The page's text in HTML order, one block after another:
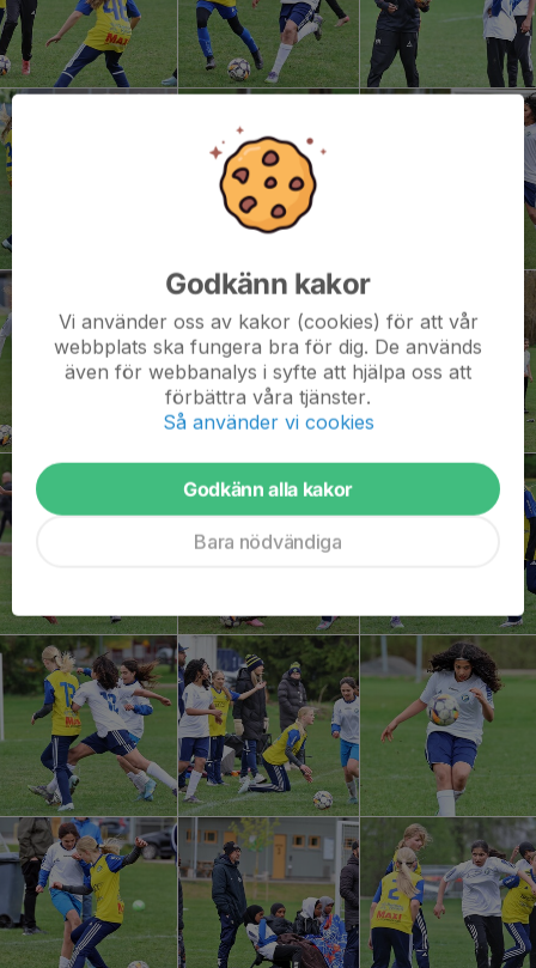
Godkänn kakor
Vi använder oss av kakor (cookies) för att vår
webbplats ska fungera bra för dig. De används
även för webbanalys i syfte att hjälpa oss att
förbättra våra tjänster.
Så använder vi cookies
Godkänn alla kakor
Bara nödvändiga